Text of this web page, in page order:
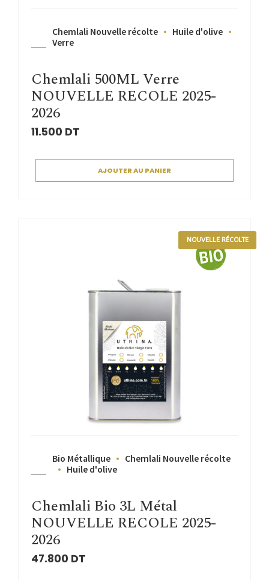
Chemlali Nouvelle récolte
Huile d'olive
Verre
Chemlali 500ML Verre
NOUVELLE RECOLE 2025-
2026
11.500 DT
AJOUTER AU PANIER
NOUVELLE RÉCOLTE
Bio Métallique
Chemlali Nouvelle récolte
Huile d'olive
Chemlali Bio 3L Métal
NOUVELLE RECOLE 2025-
2026
47.800 DT